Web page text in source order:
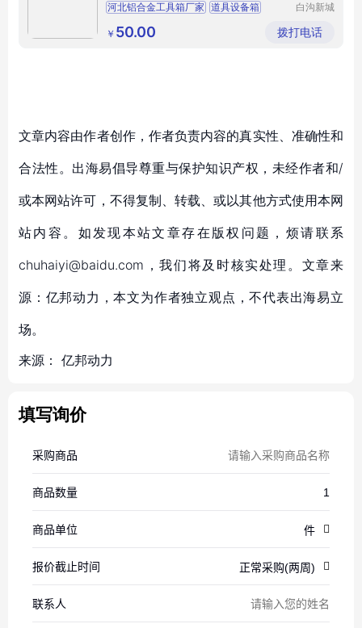
河北铝合金工具箱厂家 道具设备箱
铝合金手提箱
白沟新城
厂
￥ 50.00 拨打电话
文章内容由作者创作，作者负责内容的真实性、准确性和
合法性。出海易倡导尊重与保护知识产权，未经作者和/
或本网站许可，不得复制、转载、或以其他方式使用本网
站内容。如发现本站文章存在版权问题，烦请联系
chuhaiyi@baidu.com，我们将及时核实处理。文章来
源：亿邦动力，本文为作者独立观点，不代表出海易立
场。
来源： 亿邦动力
填写询价